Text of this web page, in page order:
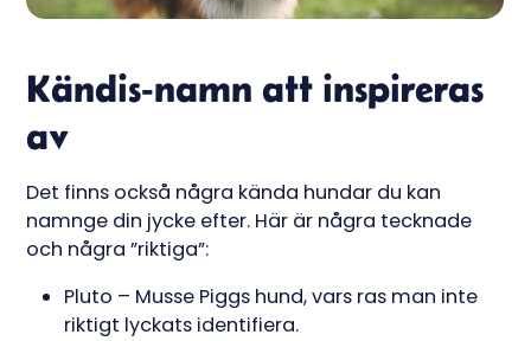
Kändis-namn att inspireras
av
Det finns också några kända hundar du kan
namnge din jycke efter. Här är några tecknade
och några ”riktiga”:
Pluto – Musse Piggs hund, vars ras man inte
riktigt lyckats identifiera.